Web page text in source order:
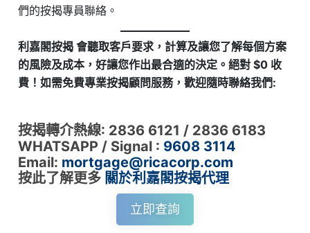
們的按揭專員聯絡。
利嘉閣按揭 會聽取客戶要求，計算及讓您了解每個方案
的風險及成本，好讓您作出最合適的決定。絕對 $0 收
費！如需免費專業按揭顧問服務，歡迎隨時聯絡我們:
按揭轉介熱線: 2836 6121 / 2836 6183
WHATSAPP / Signal : 9608 3114
Email: mortgage@ricacorp.com
按此了解更多 關於利嘉閣按揭代理
立即查詢